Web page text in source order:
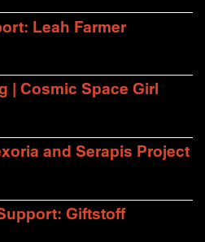
Leah Farmer
| Cosmic Space Girl
and Serapis Project
Giftstoff